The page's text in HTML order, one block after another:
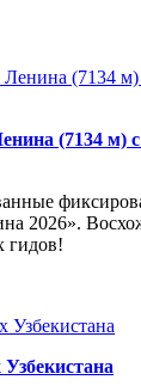
(7134 м)
2026».
гидов!